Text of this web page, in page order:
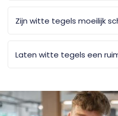
Zijn witte tegels moeilijk
Laten witte tegels een